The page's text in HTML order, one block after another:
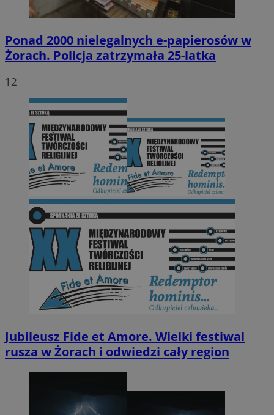
Ponad 2000 nielegalnych e-papierosów w
Żorach. Policja zatrzymała 25-latka
12
Jubileusz Fide et Amore. Wielki festiwal
rusza w Żorach i odwiedzi cały region